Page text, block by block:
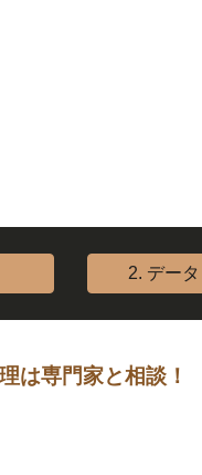
2. デー
は専門家と相談 ！